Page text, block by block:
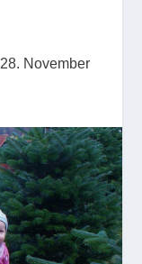
28. November